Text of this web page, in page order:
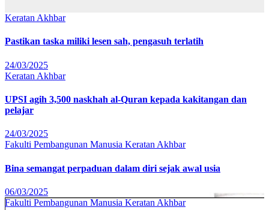
Keratan Akhbar
Pastikan taska miliki lesen sah, pengasuh terlatih
24/03/2025
Keratan Akhbar
UPSI agih 3,500 naskhah al-Quran kepada kakitangan dan
pelajar
24/03/2025
Fakulti Pembangunan Manusia Keratan Akhbar
Bina semangat perpaduan dalam diri sejak awal usia
06/03/2025
Fakulti Pembangunan Manusia Keratan Akhbar